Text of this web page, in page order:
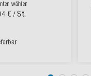
wählen
€ / St.